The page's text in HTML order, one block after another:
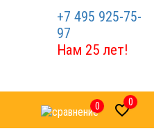
+7 495 925-75-
97
Нам 25 лет!
0 0